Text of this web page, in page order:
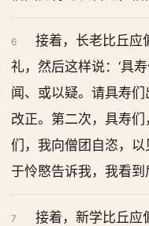
6
接着，长老比丘应
礼，然后这样说：‘具
闻、或以疑。请具寿
改正。第二次，具寿
们，我向僧团自恣，
于怜愍告诉我，我看到
7
接着，新学比丘应